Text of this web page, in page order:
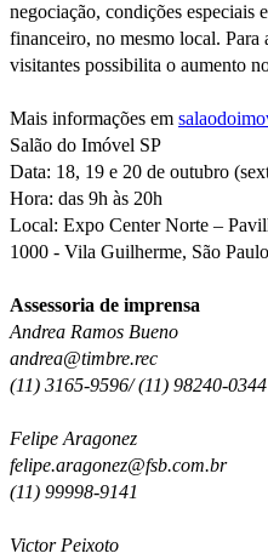
negociação, condições especiais
financeiro, no mesmo local. Para
visitantes possibilita o aumento
Mais informações em
Salão do Imóvel SP
Data: 18, 19 e 20 de outubro
Hora: das 9h às 20h
Local: Expo Center Norte –
1000 - Vila Guilherme, São
Assessoria de imprensa
Andrea Ramos Bueno
andrea@timbre.rec
(11) 3165-9596/ (11) 98240-0344
Felipe Aragonez
felipe.aragonez@fsb.com.br
(11) 99998-9141
Victor Peixoto